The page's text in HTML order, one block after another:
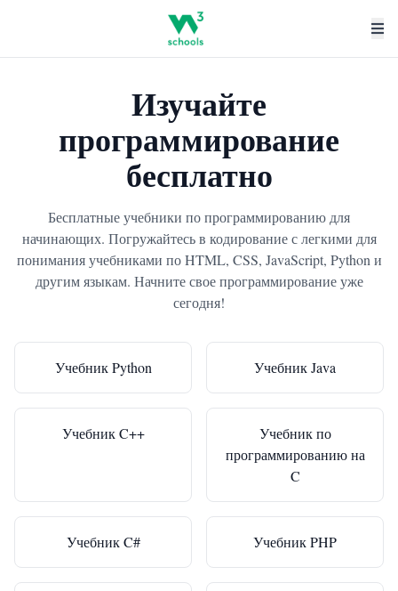
Изучайте
программирование
бесплатно
Бесплатные учебники по программированию для
начинающих. Погружайтесь в кодирование с легкими для
понимания учебниками по HTML, CSS, JavaScript, Python и
другим языкам. Начните свое программирование уже
сегодня!
Учебник Python Учебник Java
Учебник C++
Учебник по
программированию на
C
Учебник C# Учебник PHP